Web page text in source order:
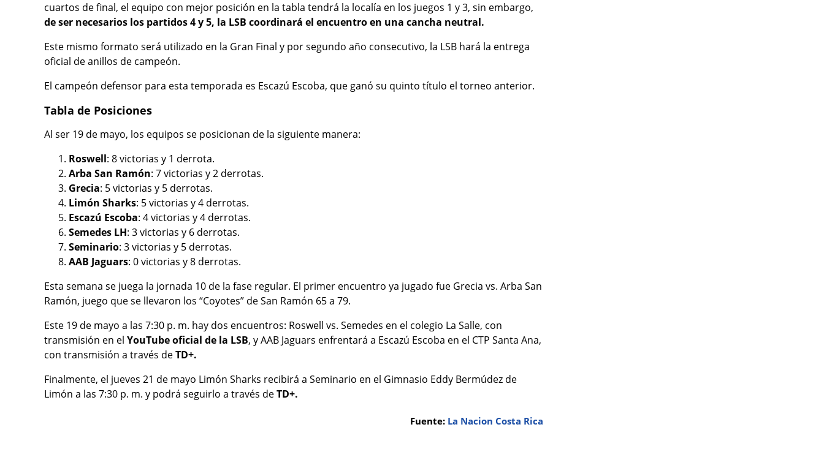
cuartos de final, el equipo con mejor posición en la tabla tendrá la localía en los juegos 1 y 3, sin embargo,
de ser necesarios los partidos 4 y 5, la LSB coordinará el encuentro en una cancha neutral.
Este mismo formato será utilizado en la Gran Final y por segundo año consecutivo, la LSB hará la entrega
oficial de anillos de campeón.
El campeón defensor para esta temporada es Escazú Escoba, que ganó su quinto título el torneo anterior.
Tabla de Posiciones
Al ser 19 de mayo, los equipos se posicionan de la siguiente manera:
Roswell: 8 victorias y 1 derrota.
Arba San Ramón: 7 victorias y 2 derrotas.
Grecia: 5 victorias y 5 derrotas.
Limón Sharks: 5 victorias y 4 derrotas.
Escazú Escoba: 4 victorias y 4 derrotas.
Semedes LH: 3 victorias y 6 derrotas.
Seminario: 3 victorias y 5 derrotas.
AAB Jaguars: 0 victorias y 8 derrotas.
Esta semana se juega la jornada 10 de la fase regular. El primer encuentro ya jugado fue Grecia vs. Arba San
Ramón, juego que se llevaron los “Coyotes” de San Ramón 65 a 79.
Este 19 de mayo a las 7:30 p. m. hay dos encuentros: Roswell vs. Semedes en el colegio La Salle, con
transmisión en el YouTube oficial de la LSB, y AAB Jaguars enfrentará a Escazú Escoba en el CTP Santa Ana,
con transmisión a través deTD+.
Finalmente, el jueves 21 de mayo Limón Sharks recibirá a Seminario en el Gimnasio Eddy Bermúdez de
Limón a las 7:30 p. m. y podrá seguirlo a través deTD+.
Fuente: La Nacion Costa Rica